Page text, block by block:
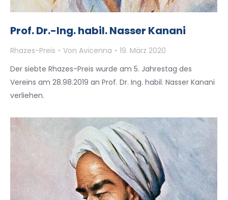
Prof. Dr.-Ing. habil. Nasser Kanani
Rhazes-Preis Von Avicenna
19. März 2020
Der siebte Rhazes-Preis wurde am 5. Jahrestag des
Vereins am 28.98.2019 an Prof. Dr. Ing. habil. Nasser Kanani
verliehen.